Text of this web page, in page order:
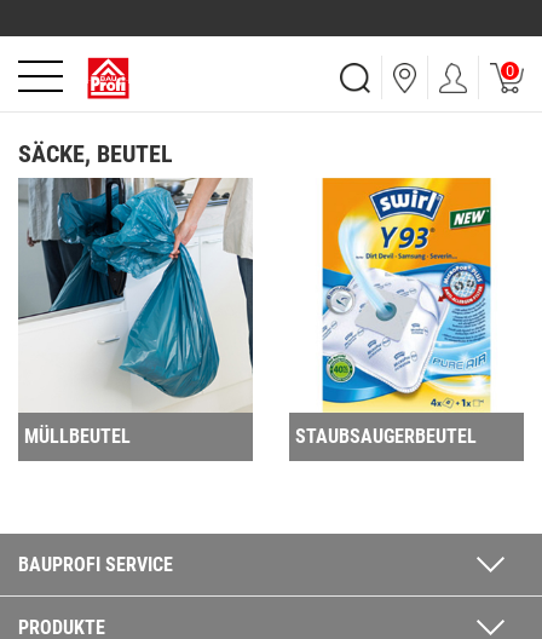
0
SÄCKE, BEUTEL
MÜLLBEUTEL STAUBSAUGERBEUTEL
BAUPROFI SERVICE
PRODUKTE